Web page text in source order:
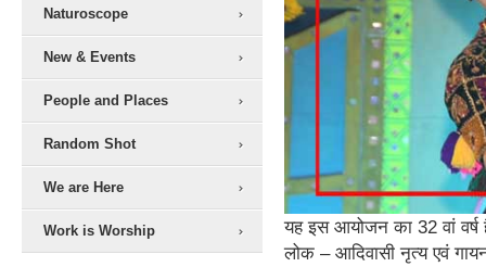
Naturoscope
New & Events
People and Places
Random Shot
We are Here
Work is Worship
यह इस आयोजन का 32 वां वर्ष
लोक – आदिवासी नृत्य एवं